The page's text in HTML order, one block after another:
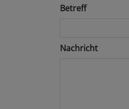
Betreff
Nachricht